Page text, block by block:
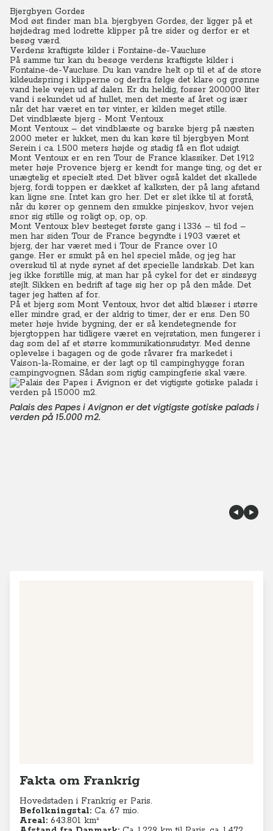
Bjergbyen Gordes
Mod øst finder man bl.a. bjergbyen Gordes, der ligger på et
højdedrag med lodrette klipper på tre sider og derfor er et
besøg værd.
Verdens kraftigste kilder i Fontaine-de-Vaucluse
På samme tur kan du besøge verdens kraftigste kilder i
Fontaine-de-Vaucluse. Du kan vandre helt op til et af de store
kildeudspring i klipperne og derfra følge det klare og grønne
vand hele vejen ud af dalen. Er du heldig, fosser 200.000 liter
vand i sekundet ud af hullet, men det meste af året og især
når det har været en tør vinter, er kilden meget stille.
Det vindblæste bjerg - Mont Ventoux
Mont Ventoux – det vindblæste og barske bjerg på næsten
2.000 meter er lukket, men du kan køre til bjergbyen Mont
Serein i ca. 1.500 meters højde og stadig få en flot udsigt.
Mont Ventoux er en ren Tour de France klassiker. Det 1912
meter høje Provence bjerg er kendt for mange ting, og det er
unægtelig et specielt sted. Det bliver også kaldet det skallede
bjerg, fordi toppen er dækket af kalksten, der på lang afstand
kan ligne sne. Intet kan gro her. Det er slet ikke til at forstå,
når du kører op gennem den smukke pinjeskov, hvor vejen
snor sig stille og roligt op, op, op.
Mont Ventoux blev besteget første gang i 1336 – til fod –
men har siden Tour de France begyndte i 1903 været et
bjerg, der har været med i Tour de France over 10
gange. Her er smukt på en hel speciel måde, og jeg har
overskud til at nyde synet af det specielle landskab. Det kan
jeg ikke forstille mig, at man har på cykel for det er sindssyg
stejlt. Sikken en bedrift af tage sig her op på den måde. Det
tager jeg hatten af for.
På et bjerg som Mont Ventoux, hvor det altid blæser i større
eller mindre grad, er der aldrig to timer, der er ens. Den 50
meter høje hvide bygning, der er så kendetegnende for
bjergtoppen har tidligere været en vejrstation, men fungerer i
dag som del af et større kommunikationsudstyr. Med denne
oplevelse i bagagen og de gode råvarer fra markedet i
Vaison-la-Romaine, er der lagt op til campinghygge foran
campingvognen. Sådan som rigtig campingferie skal være.
Palais des Papes i Avignon er det vigtigste gotiske palads i
verden på 15.000 m2.
Fakta om Frankrig
Hovedstaden i Frankrig er Paris.
Befolkningstal: Ca. 67 mio.
Areal: 643.801 km²